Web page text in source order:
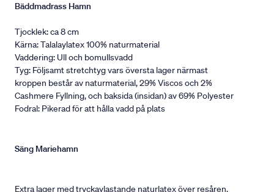
Bäddmadrass Hamn
Tjocklek: ca 8 cm
Kärna: Talalaylatex 100% naturmaterial
Vaddering: Ull och bomullsvadd
Tyg: Följsamt stretchtyg vars översta lager närmast
kroppen består av naturmaterial, 29% Viscos och 2%
Cashmere Fyllning, och baksida (insidan) av 69% Polyester
Fodral: Pikerad för att hålla vadd på plats
Säng Mariehamn
Extra lager med tryckavlastande naturlatex över resåren.